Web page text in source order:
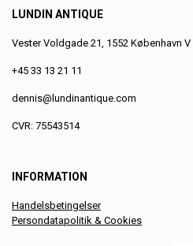
LUNDIN ANTIQUE
Vester Voldgade 21, 1552 København V
+45 33 13 21 11
dennis@lundinantique.com
CVR: 75543514
INFORMATION
Handelsbetingelser
Persondatapolitik & Cookies